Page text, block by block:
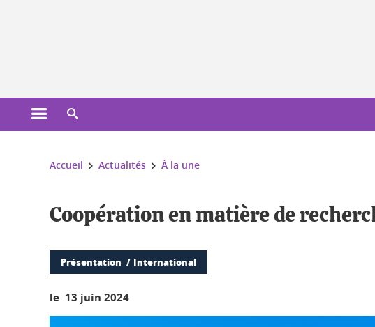
Ouvrir le menu principal
Vous êtes ici :
Accueil Actualités À la une
Coopération en matière de
Présentation International
le 13 juin 2024